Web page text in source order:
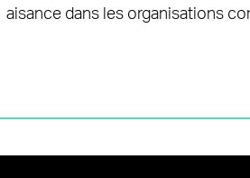
aisance dans les organisations